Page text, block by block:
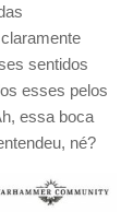
sentidos
esses pelos
essa boca
né?